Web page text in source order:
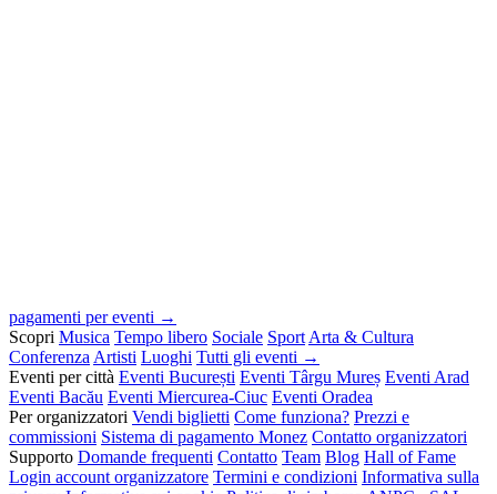
pagamenti per eventi →
Scopri Musica Tempo libero Sociale Sport Arta & Cultura
Conferenza Artisti Luoghi Tutti gli eventi →
Eventi per città Eventi București Eventi Târgu Mureș Eventi Arad
Eventi Bacău Eventi Miercurea-Ciuc Eventi Oradea
Per organizzatori Vendi biglietti Come funziona? Prezzi e
commissioni Sistema di pagamento Monez Contatto organizzatori
Supporto Domande frequenti Contatto Team Blog Hall of Fame
Login account organizzatore Termini e condizioni Informativa sulla